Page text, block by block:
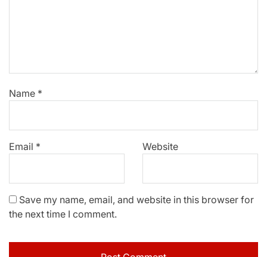
Name *
Email * Website
Save my name, email, and website in this browser for
the next time I comment.